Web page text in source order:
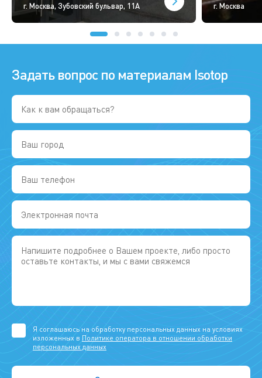
г. Москва, Зубовский бульвар, 11А г. Москва
Задать вопрос по материалам Isotop
Я соглашаюсь на обработку персональных данных на условиях
изложенных в Политике оператора в отношении обработки
персональных данных